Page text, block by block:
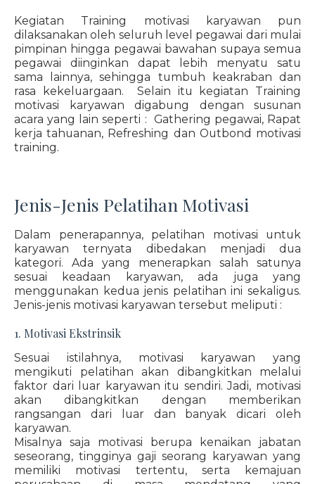
Kegiatan Training motivasi karyawan pun
dilaksanakan oleh seluruh level pegawai dari mulai
pimpinan hingga pegawai bawahan supaya semua
pegawai diinginkan dapat lebih menyatu satu
sama lainnya, sehingga tumbuh keakraban dan
rasa kekeluargaan. Selain itu kegiatan Training
motivasi karyawan digabung dengan susunan
acara yang lain seperti : Gathering pegawai, Rapat
kerja tahuanan, Refreshing dan Outbond motivasi
training.
Jenis-Jenis Pelatihan Motivasi
Dalam penerapannya, pelatihan motivasi untuk
karyawan ternyata dibedakan menjadi dua
kategori. Ada yang menerapkan salah satunya
sesuai keadaan karyawan, ada juga yang
menggunakan kedua jenis pelatihan ini sekaligus.
Jenis-jenis motivasi karyawan tersebut meliputi :
1. Motivasi Ekstrinsik
Sesuai istilahnya, motivasi karyawan yang
mengikuti pelatihan akan dibangkitkan melalui
faktor dari luar karyawan itu sendiri. Jadi, motivasi
akan dibangkitkan dengan memberikan
rangsangan dari luar dan banyak dicari oleh
karyawan.
Misalnya saja motivasi berupa kenaikan jabatan
seseorang, tingginya gaji seorang karyawan yang
memiliki motivasi tertentu, serta kemajuan